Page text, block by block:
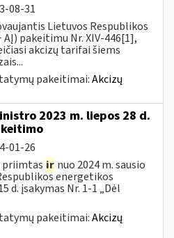
08-31
Lietuvos Respublikos
pakeitimu Nr. XIV-446[1],
akcizų tarifai šiems
pakeitimai:Akcizų
2023 m. liepos 28 d.
01-26
priimtas ir nuo 2024 m. sausio
energetikos
d. įsakymas Nr. 1-1 „Dėl
pakeitimai:Akcizų